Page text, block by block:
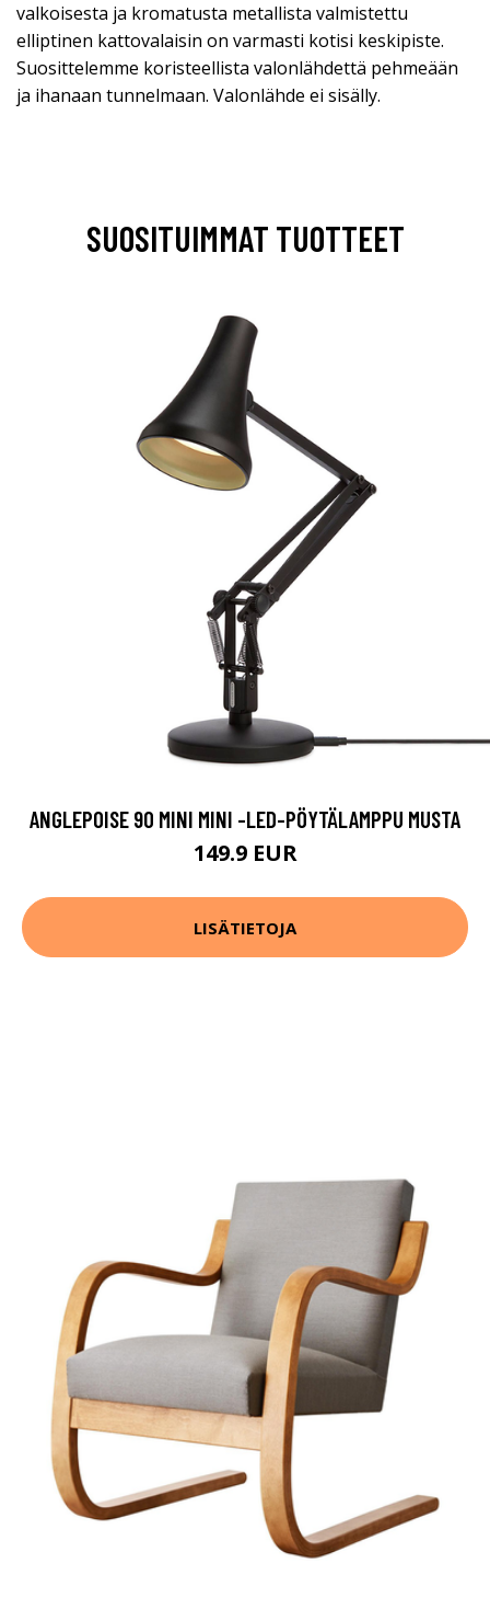
valkoisesta ja kromatusta metallista valmistettu
elliptinen kattovalaisin on varmasti kotisi keskipiste.
Suosittelemme koristeellista valonlähdettä pehmeään
ja ihanaan tunnelmaan. Valonlähde ei sisälly.
SUOSITUIMMAT TUOTTEET
ANGLEPOISE 90 MINI MINI -LED-PÖYTÄLAMPPU MUSTA
149.9 EUR
LISÄTIETOJA